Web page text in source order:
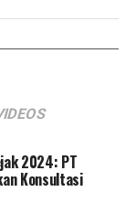
langsung
Ns. Nur
S.Kep.,
seluruh
sesuai standar
2024: PT
Konsultasi